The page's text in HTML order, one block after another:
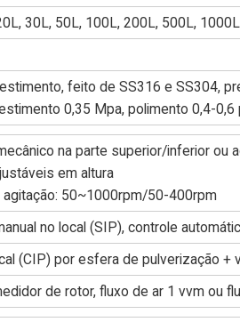
30L, 50L, 100L, 200L, 500L,
feito de SS316 e SS304,
0,35 Mpa, polimento 0,4-
na parte superior/inferior ou
em altura
50~1000rpm/50-400rpm
no local (SIP), controle
(CIP) por esfera de pulverização +
de rotor, fluxo de ar 1 vvm ou